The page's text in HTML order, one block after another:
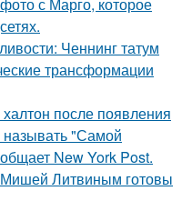
с Марго, которое
Ченнинг татум
трансформации
после появления
"Самой
New York Post.
Мишей Литвиным готовы